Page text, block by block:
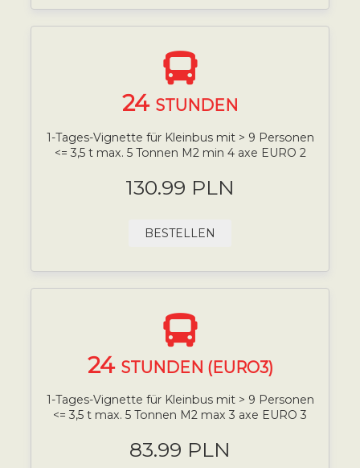
24 STUNDEN
1-Tages-Vignette für Kleinbus mit > 9 Personen
<= 3,5 t max. 5 Tonnen M2 min 4 axe EURO 2
130.99 PLN
BESTELLEN
24 STUNDEN (EURO3)
1-Tages-Vignette für Kleinbus mit > 9 Personen
<= 3,5 t max. 5 Tonnen M2 max 3 axe EURO 3
83.99 PLN